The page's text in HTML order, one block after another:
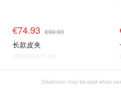
€74.93 €99.90
长款皮夹
@dealmoon.de
Dealmoon may be paid when